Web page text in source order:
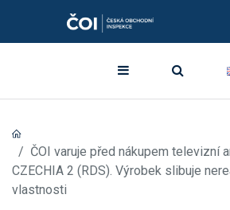
ČOI varuje před nákupem televizní
CZECHIA 2 (RDS). Výrobek slibuje
vlastnosti